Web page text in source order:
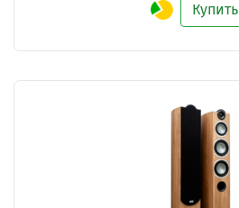
Купить